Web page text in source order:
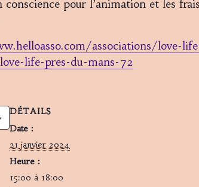
conscience pour l’animation et les
associations/love-
life-pres-du-mans-72
DÉTAILS
Date :
21 janvier 2024
Heure :
15:00 à 18:00